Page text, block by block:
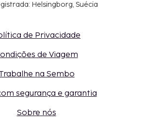
Helsingborg, Suécia
de Privacidade
de Viagem
na Sembo
segurança e garantia
Sobre nós